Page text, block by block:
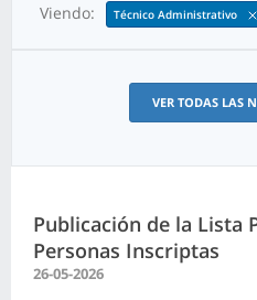
Viendo: Técnico Administrativo
VER TODAS LAS
Publicación de la Lista
Personas Inscriptas
26-05-2026